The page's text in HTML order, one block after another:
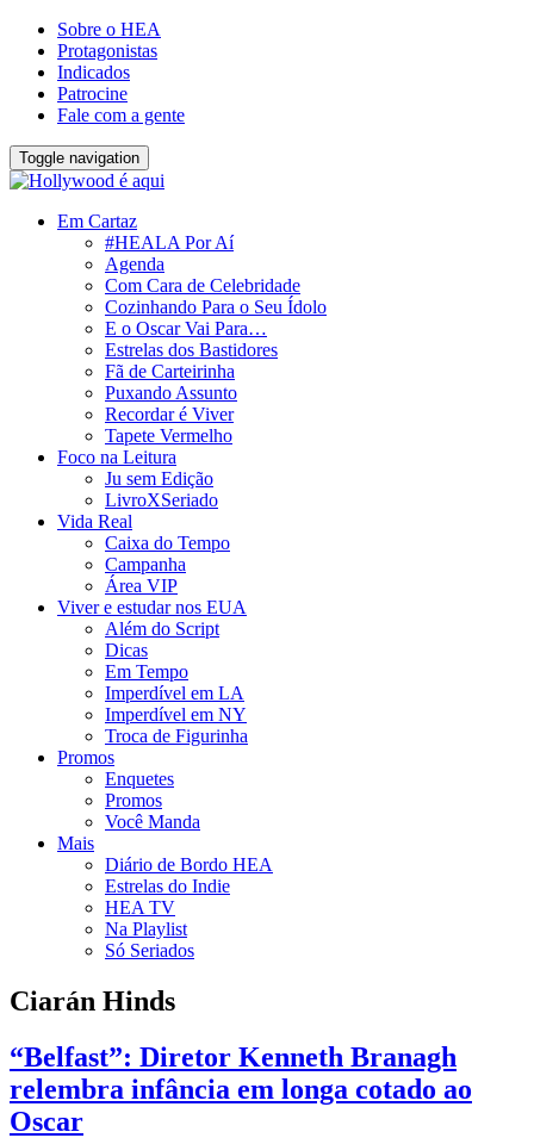
Sobre o HEA
Protagonistas
Indicados
Patrocine
Fale com a gente
Toggle navigation
Em Cartaz
#HEALA Por Aí
Agenda
Com Cara de Celebridade
Cozinhando Para o Seu Ídolo
E o Oscar Vai Para…
Estrelas dos Bastidores
Fã de Carteirinha
Puxando Assunto
Recordar é Viver
Tapete Vermelho
Foco na Leitura
Ju sem Edição
LivroXSeriado
Vida Real
Caixa do Tempo
Campanha
Área VIP
Viver e estudar nos EUA
Além do Script
Dicas
Em Tempo
Imperdível em LA
Imperdível em NY
Troca de Figurinha
Promos
Enquetes
Promos
Você Manda
Mais
Diário de Bordo HEA
Estrelas do Indie
HEA TV
Na Playlist
Só Seriados
Ciarán Hinds
“Belfast”: Diretor Kenneth Branagh
relembra infância em longa cotado ao
Oscar